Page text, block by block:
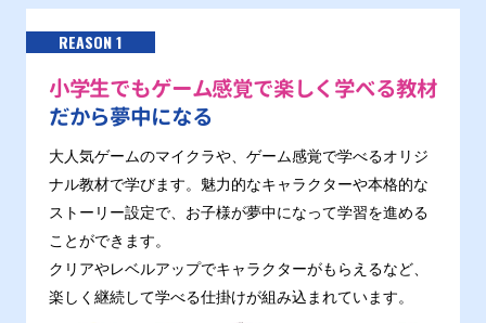
REASON 1
小学生でもゲーム感覚で楽しく学べる教材
だから夢中になる
大人気ゲームのマイクラや、ゲーム感覚で学べるオリジ
ナル教材で学びます。魅力的なキャラクターや本格的な
ストーリー設定で、お子様が夢中になって学習を進める
ことができます。
クリアやレベルアップでキャラクターがもらえるなど、
楽しく継続して学べる仕掛けが組み込まれています。